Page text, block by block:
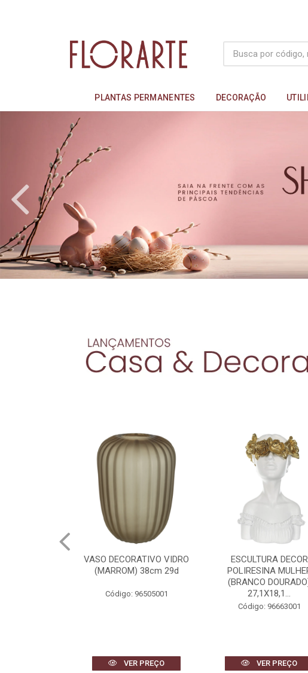
PLANTAS PERMANENTES DECORAÇÃO
ESCULTURA DECOR
POLIRESINA MULHER
27,1X18,1...
VER PREÇO
VASO DECORATIVO
(BRANCO)
Código: 96503001
VER PREÇO